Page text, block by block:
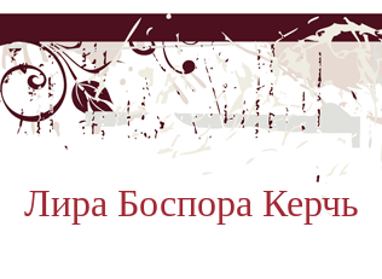
Лира Боспора Керчь